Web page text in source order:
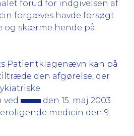
forud for indgivelsen af
forgæves havde forsøgt
og skærme hende på
Patientklagenævn kan på
den afgørelse, der
den 15. maj 2003
medicin den 9.